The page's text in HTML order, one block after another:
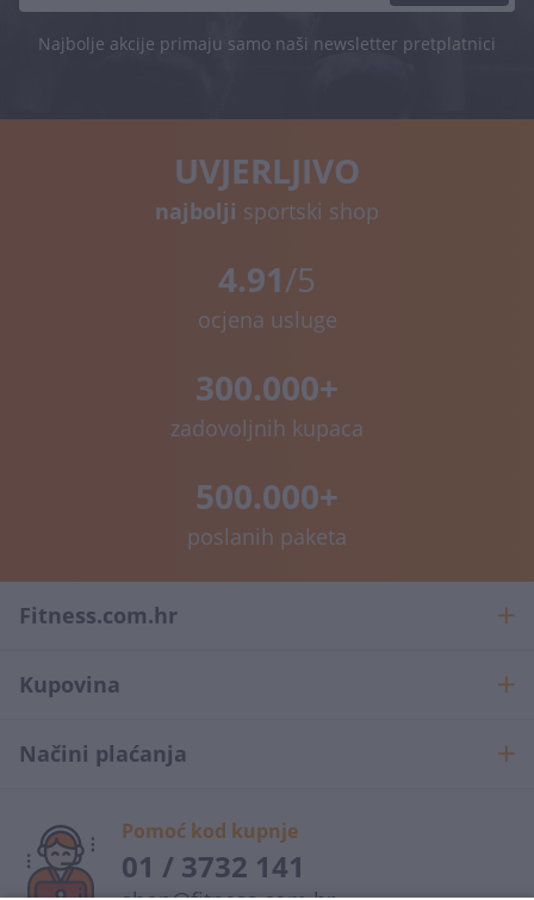
Najbolje akcije primaju samo naši newsletter pretplatnici
UVJERLJIVO
najbolji sportski shop
4.91/5
ocjena usluge
300.000+
zadovoljnih kupaca
500.000+
poslanih paketa
Fitness.com.hr
Kupovina
Načini plaćanja
Pomoć kod kupnje
01 / 3732 141